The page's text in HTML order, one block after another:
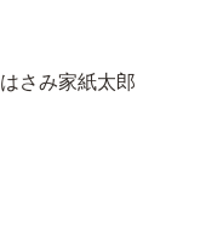
はさみ家紙太郎